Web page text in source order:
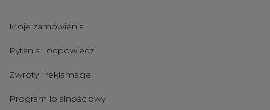
Moje zamówienia
Pytania i odpowiedzi
Zwroty i reklamacje
Program lojalnościowy